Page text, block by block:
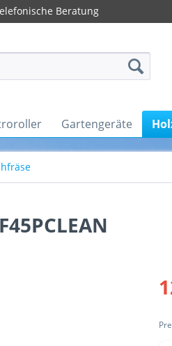
Beratung
Gartengeräte